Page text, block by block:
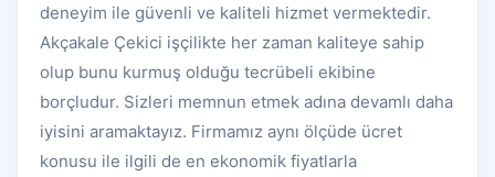
deneyim ile güvenli ve kaliteli hizmet vermektedir.
Akçakale Çekici işçilikte her zaman kaliteye sahip
olup bunu kurmuş olduğu tecrübeli ekibine
borçludur. Sizleri memnun etmek adına devamlı daha
iyisini aramaktayız. Firmamız aynı ölçüde ücret
konusu ile ilgili de en ekonomik fiyatlarla